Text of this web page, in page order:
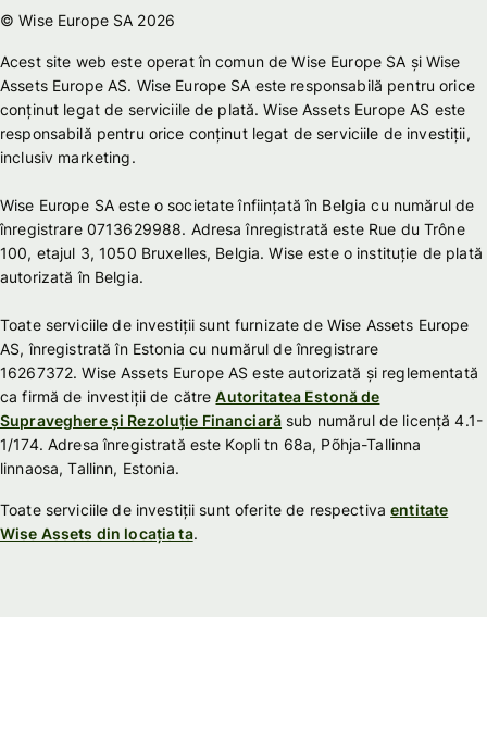
© Wise Europe SA 2026
Acest site web este operat în comun de Wise Europe SA și Wise
Assets Europe AS. Wise Europe SA este responsabilă pentru orice
conținut legat de serviciile de plată. Wise Assets Europe AS este
responsabilă pentru orice conținut legat de serviciile de investiții,
inclusiv marketing.
Wise Europe SA este o societate înființată în Belgia cu numărul de
înregistrare 0713629988. Adresa înregistrată este Rue du Trône
100, etajul 3, 1050 Bruxelles, Belgia. Wise este o instituție de plată
autorizată în Belgia.
Toate serviciile de investiții sunt furnizate de Wise Assets Europe
AS, înregistrată în Estonia cu numărul de înregistrare
16267372. Wise Assets Europe AS este autorizată și reglementată
ca firmă de investiții de cătreAutoritatea Estonă de
Supraveghere și Rezoluție Financiară sub numărul de licență 4.1-
1/174. Adresa înregistrată este Kopli tn 68a, Põhja-Tallinna
linnaosa, Tallinn, Estonia.
Toate serviciile de investiții sunt oferite de respectivaentitate
Wise Assets din locația ta.